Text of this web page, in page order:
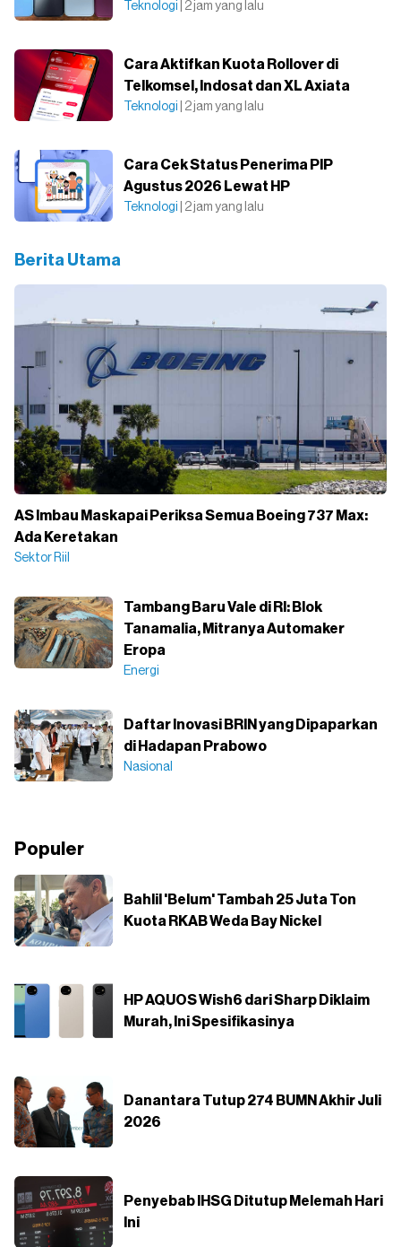
Teknologi | 2 jam yang lalu
Cara Aktifkan Kuota Rollover di
Telkomsel, Indosat dan XL Axiata
Teknologi | 2 jam yang lalu
Cara Cek Status Penerima PIP
Agustus 2026 Lewat HP
Teknologi | 2 jam yang lalu
Berita Utama
AS Imbau Maskapai Periksa Semua Boeing 737 Max:
Ada Keretakan
Sektor Riil
Tambang Baru Vale di RI: Blok
Tanamalia, Mitranya Automaker
Eropa
Energi
Daftar Inovasi BRIN yang Dipaparkan
di Hadapan Prabowo
Nasional
Populer
Bahlil 'Belum' Tambah 25 Juta Ton
Kuota RKAB Weda Bay Nickel
HP AQUOS Wish6 dari Sharp Diklaim
Murah, Ini Spesifikasinya
Danantara Tutup 274 BUMN Akhir Juli
2026
Penyebab IHSG Ditutup Melemah Hari
Ini